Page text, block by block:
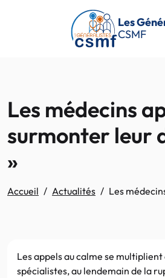
Passer au contenu principal
Les
CSMF
Les médecins
surmonter leur
»
Accueil Actualités Les
Les appels au calme se multiplient
spécialistes, au lendemain de la